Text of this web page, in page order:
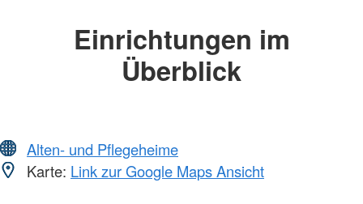
Einrichtungen im
Überblick
Alten- und Pflegeheime
Karte: Link zur Google Maps Ansicht